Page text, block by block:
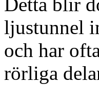
Detta blir
ljustunnel
och har
rörliga